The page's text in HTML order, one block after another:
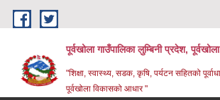
Skip to main content
पूर्वखोला गाउँपालिका लुम्बिनी प्रदेश,
"शिक्षा, स्वास्थ्य, सडक, कृषि, पर्यटन सहितको
पूर्वखोला विकासको आधार "